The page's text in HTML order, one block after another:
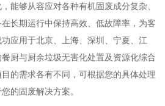
能够从容应对各种有机固废成分复杂、
长期运行中保持高效、低故障率，为客
功应用于北京、上海、深圳、宁夏、江
厨与厨余垃圾无害化处置及资源化综合
的需求各有不同，可根据您的具体处理
的固废解决方案。